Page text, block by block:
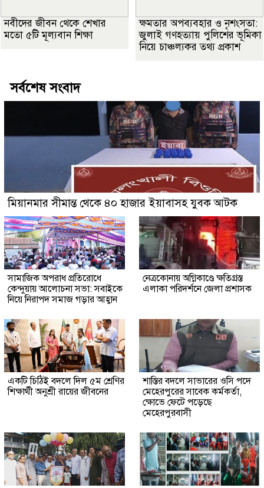
নবীদের জীবন থেকে শেখার
মতো ৫টি মূল্যবান শিক্ষা
ক্ষমতার অপব্যবহার ও নৃশংসতা:
জুলাই গণহত্যায় পুলিশের ভূমিকা
নিয়ে চাঞ্চল্যকর তথ্য প্রকাশ
সর্বশেষ সংবাদ
মিয়ানমার সীমান্ত থেকে ৪০ হাজার ইয়াবাসহ যুবক আটক
সামাজিক অপরাধ প্রতিরোধে
কেন্দুয়ায় আলোচনা সভা: সবাইকে
নিয়ে নিরাপদ সমাজ গড়ার আহ্বান
নেত্রকোনায় অগ্নিকাণ্ডে ক্ষতিগ্রস্ত
এলাকা পরিদর্শনে জেলা প্রশাসক
একটি চিঠিই বদলে দিল ৫ম শ্রেণির
শিক্ষার্থী অনুশ্রী রায়ের জীবনের
শাস্তির বদলে সাভারের ওসি পদে
মেহেরপুরের সাবেক কর্মকর্তা,
ক্ষোভে ফেটে পড়েছে
মেহেরপুরবাসী